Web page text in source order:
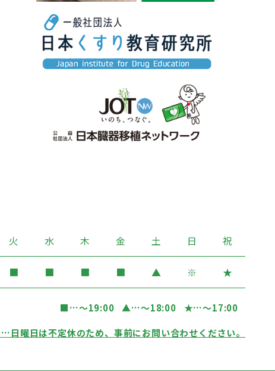
火 水 木 金 土 日 祝
■ ■ ■ ■ ▲ ※ ★
■…〜19:00 ▲…〜18:00 ★…〜17:00
…日曜日は不定休のため、事前にお問い合わせください。